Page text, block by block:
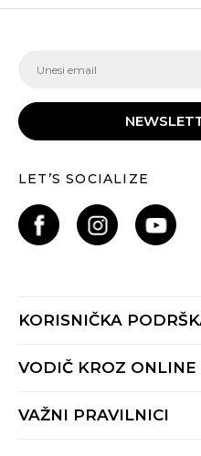
LET’S SOCIALIZE
KORISNIČKA
Provjeri status porudžbine
Radno vrijeme 9-16h
VODIČ KROZ ONLINE
Načini isporuke
VAŽNI PRAVILNICI